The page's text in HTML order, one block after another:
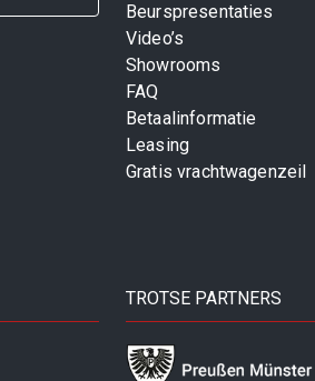
Beurspresentaties
Video’s
Showrooms
FAQ
Betaalinformatie
Leasing
Gratis vrachtwagenzeil
TROTSE PARTNERS